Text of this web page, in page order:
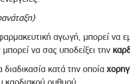
αγωγή, μπορεί να
να σας υποδείξει την
διαδικασία κατά την οποία